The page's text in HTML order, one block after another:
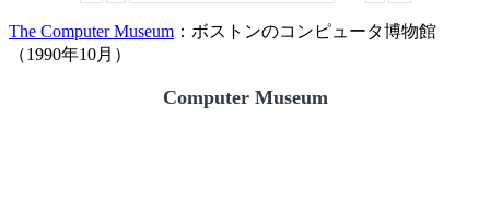
The Computer Museum ：ボストンのコンピュータ博物館
（1990年10月）
Computer Museum